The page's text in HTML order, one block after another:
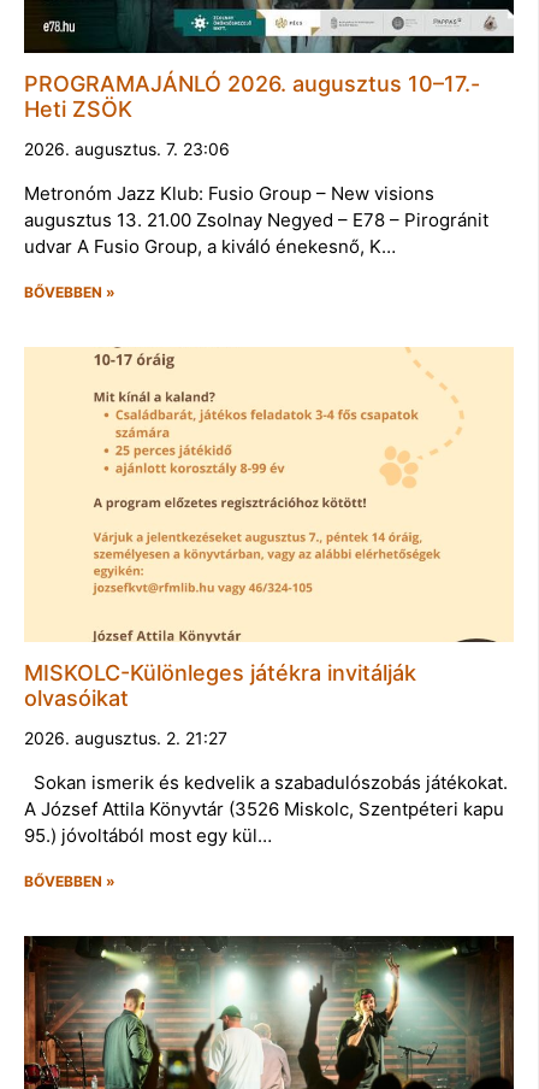
PROGRAMAJÁNLÓ 2026. augusztus 10–17.-
Heti ZSÖK
2026. augusztus. 7. 23:06
Metronóm Jazz Klub: Fusio Group – New visions
augusztus 13. 21.00 Zsolnay Negyed – E78 – Pirogránit
udvar A Fusio Group, a kiváló énekesnő, K…
BŐVEBBEN »
MISKOLC-Különleges játékra invitálják
olvasóikat
2026. augusztus. 2. 21:27
Sokan ismerik és kedvelik a szabadulószobás játékokat.
A József Attila Könyvtár (3526 Miskolc, Szentpéteri kapu
95.) jóvoltából most egy kül…
BŐVEBBEN »